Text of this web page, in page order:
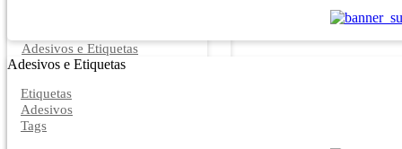
Adesivos e Etiquetas
Adesivos e Etiquetas
Etiquetas
Adesivos
Tags